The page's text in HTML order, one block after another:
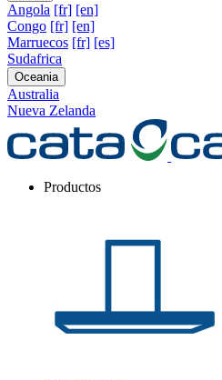
Angola [fr] [en]
Congo [fr] [en]
Marruecos [fr] [es]
Sudafrica
Oceania
Australia
Nueva Zelanda
Productos